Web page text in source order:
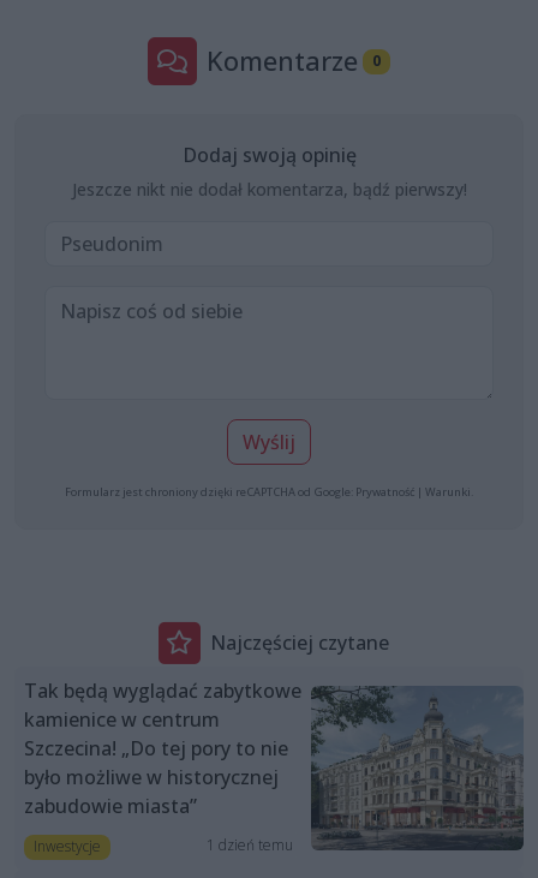
Komentarze 0
Dodaj swoją opinię
Jeszcze nikt nie dodał komentarza, bądź pierwszy!
Wyślij
Formularz jest chroniony dzięki reCAPTCHA od Google: Prywatność | Warunki
Najczęściej czytane
Tak będą wyglądać zabytkowe
kamienice w centrum
Szczecina! „Do tej pory to nie
było możliwe w historycznej
zabudowie miasta”
Inwestycje 1 dzień temu